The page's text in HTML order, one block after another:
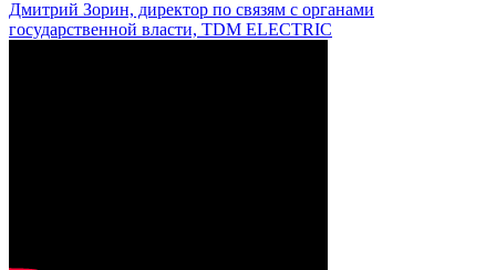
Дмитрий Зорин, директор по связям с органами
государственной власти, TDM ELECTRIC